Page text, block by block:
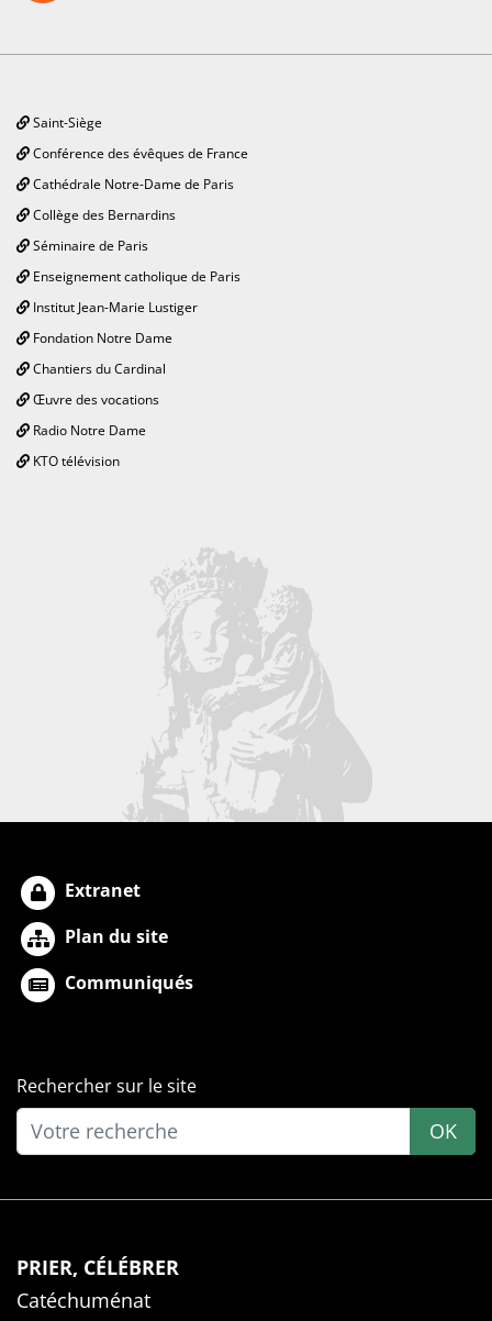
Saint-Siège
Conférence des évêques de France
Cathédrale Notre-Dame de Paris
Collège des Bernardins
Séminaire de Paris
Enseignement catholique de Paris
Institut Jean-Marie Lustiger
Fondation Notre Dame
Chantiers du Cardinal
Œuvre des vocations
Radio Notre Dame
KTO télévision
Extranet
Plan du site
Communiqués
Rechercher sur le site
OK
PRIER, CÉLÉBRER
Catéchuménat